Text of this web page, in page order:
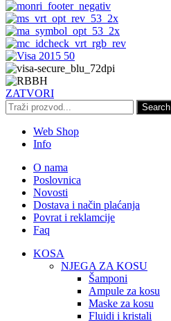
ZATVORI
Search
Web Shop
Info
O nama
Poslovnica
Novosti
Dostava i način plaćanja
Povrat i reklamcije
Faq
KOSA
NJEGA ZA KOSU
Šamponi
Ampule za kosu
Maske za kosu
Fluidi i kristali